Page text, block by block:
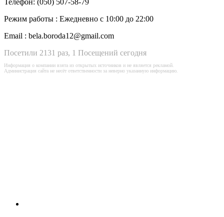
Режим работы : Ежедневно с 10:00 до 22:00
Email : bela.boroda12@gmail.com
Посетили 2131 раз, 1 Посещений сегодня
Информация о компании взята из открытых источников и не является рекламой.
Администрация сайта не несёт ответственности за неверно указанную информацию.